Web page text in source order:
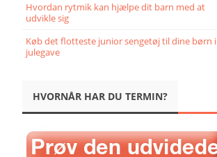
Hvordan rytmik kan hjælpe dit barn med at
udvikle sig
Køb det flotteste junior sengetøj til dine børn i
julegave
HVORNÅR HAR DU TERMIN?